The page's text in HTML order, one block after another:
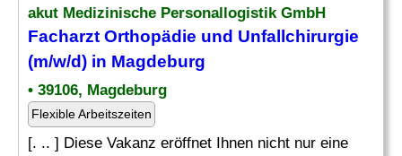
akut Medizinische Personallogistik GmbH
Facharzt Orthopädie und Unfallchirurgie
(m/w/d) in Magdeburg
• 39106, Magdeburg
Flexible Arbeitszeiten
[. .. ] Diese Vakanz eröffnet Ihnen nicht nur eine